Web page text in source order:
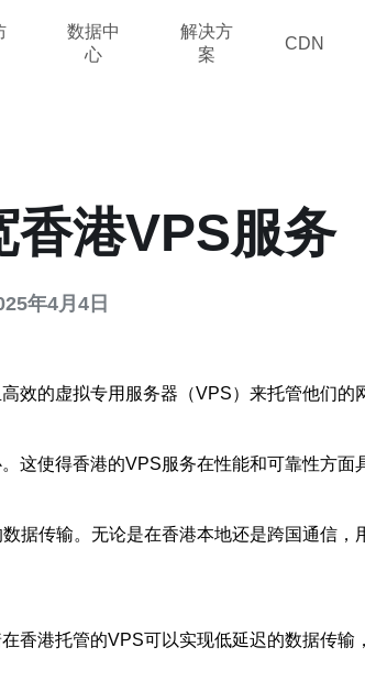
数据中
心
解决方
案
CDN
香港VPS服务
年4月4日
效的虚拟专用服务器（VPS）来托管他们
这使得香港的VPS服务在性能和可靠性方面
据传输。无论是在香港本地还是跨国通信
香港托管的VPS可以实现低延迟的数据传